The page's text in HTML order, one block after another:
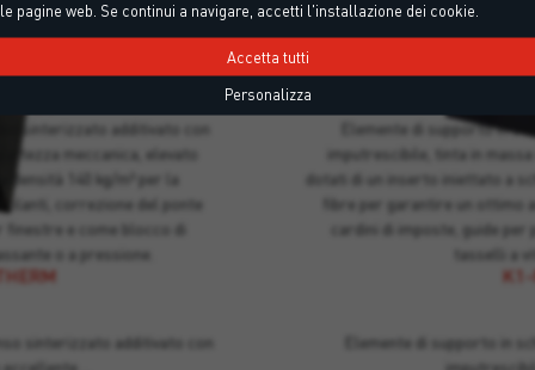
sinterizzato additivato con
sinterizzato additivato con
meccanica, elevato
densità 140 kg/m³ per la
correzione del ponte
e come blocco di
o a pressione.
K1-
Elemente di supporto in
Elemente di supporto in
imputrescibile, tinta in
dotati di un inserto iniettato a
fibre per garantire un ottimo
cardini di imposte, guide
tasselli a
pagine web. Se continui a navigare, accetti l'installazione dei cookie.
Accetta tutti
Personalizza